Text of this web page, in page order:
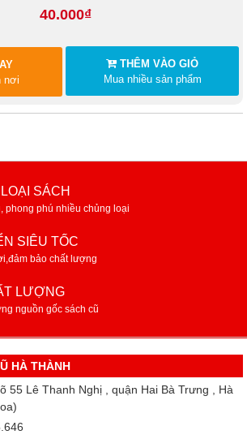
40.000₫
THÊM VÀO GIỎ
Mua nhiều sản phẩm
nơi
SÁCH
phong phú nhiều chủng loại
SIÊU TỐC
bảo chất lượng
LƯỢNG
nguồn gốc sách cũ
HÀ THÀNH
55 Lê Thanh Nghị , quận Hai Bà Trưng , Hà